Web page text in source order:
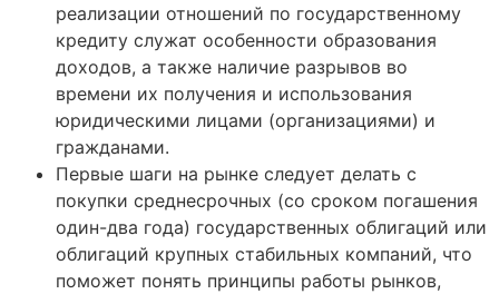
реализации отношений по государственному
кредиту служат особенности образования
доходов, а также наличие разрывов во
времени их получения и использования
юридическими лицами (организациями) и
гражданами.
Первые шаги на рынке следует делать с
покупки среднесрочных (со сроком погашения
один-два года) государственных облигаций или
облигаций крупных стабильных компаний, что
поможет понять принципы работы рынков,